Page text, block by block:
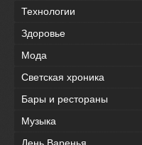
Технологии
Здоровье
Мода
Светская хроника
Бары и рестораны
Музыка